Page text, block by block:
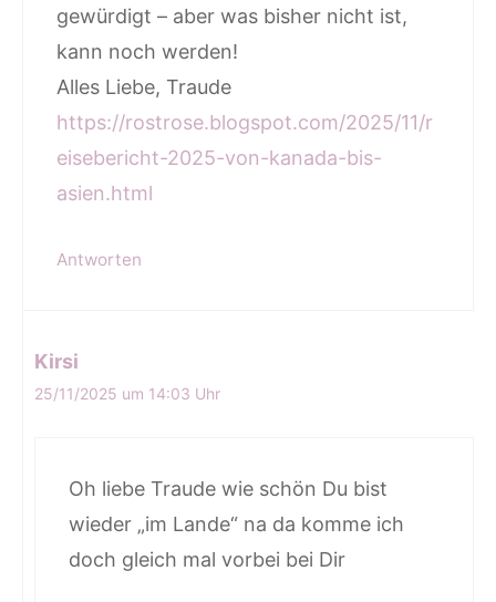
gewürdigt – aber was bisher nicht ist,
kann noch werden!
Alles Liebe, Traude
https://rostrose.blogspot.com/2025/11/r
eisebericht-2025-von-kanada-bis-
asien.html
Antworten
Kirsi
25/11/2025 um 14:03 Uhr
Oh liebe Traude wie schön Du bist
wieder „im Lande“ na da komme ich
doch gleich mal vorbei bei Dir